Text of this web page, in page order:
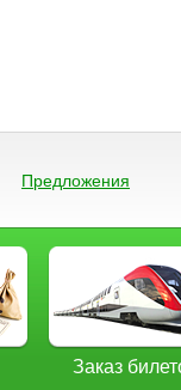
Предложения
Заказ